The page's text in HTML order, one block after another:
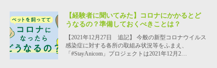
【経験者に聞いてみた】コロナにかかるとど
うなるの？準備しておくべきことは？
【2021年12月27日 追記】 今般の新型コロナウイルス
感染症に対する各所の取組み状況等をふまえ、
「#StayAnicom」プロジェクトは2021年12月2…